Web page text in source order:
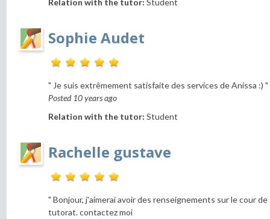
Relation with the tutor: Student
Sophie Audet
" Je suis extrêmement satisfaite des services de Anissa :) "
Posted 10 years ago
Relation with the tutor: Student
Rachelle gustave
" Bonjour, j'aimerai avoir des renseignements sur le cour de
tutorat. contactez moi